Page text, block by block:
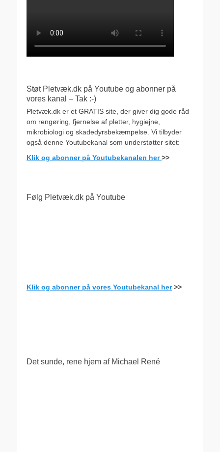
Støt Pletvæk.dk på Youtube og abonner på
vores kanal – Tak :-)
Pletvæk.dk er et GRATIS site, der giver dig gode råd
om rengøring, fjernelse af pletter, hygiejne,
mikrobiologi og skadedyrsbekæmpelse. Vi tilbyder
også denne Youtubekanal som understøtter sitet:
Klik og abonner på Youtubekanalen her>>
Følg Pletvæk.dk på Youtube
Klik og abonner på vores Youtubekanal her>>
Det sunde, rene hjem af Michael René